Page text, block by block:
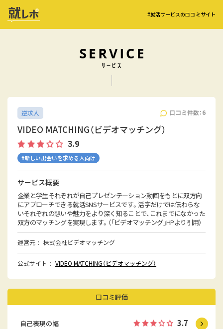
#就活サービスの口コミサイト
口コミ件数：6
逆求人
VIDEO MATCHING（ビデオマッチング）
3.9
#新しい出会いを求める人向け
サービス概要
企業と学生それぞれが自己プレゼンテーション動画をもとに双方向
にアプローチできる就活SNSサービスです。活字だけでは伝わらな
いそれぞれの想いや魅力をより深く知ることで、これまでになかった
双方のマッチングを実現します。（「ビデオマッチング」HPより引用）
運営元 株式会社ビデオマッチング
公式サイト VIDEO MATCHING（ビデオマッチング）
口コミ評価
自己表現の幅 3.7